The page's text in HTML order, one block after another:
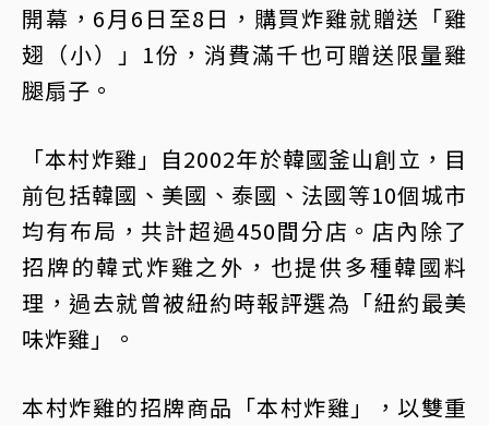
開幕，6月6日至8日，購買炸雞就贈送「雞
翅（小）」1份，消費滿千也可贈送限量雞
腿扇子。
「本村炸雞」自2002年於韓國釜山創立，目
前包括韓國、美國、泰國、法國等10個城市
均有布局，共計超過450間分店。店內除了
招牌的韓式炸雞之外，也提供多種韓國料
理，過去就曾被紐約時報評選為「紐約最美
味炸雞」。
本村炸雞的招牌商品「本村炸雞」，以雙重